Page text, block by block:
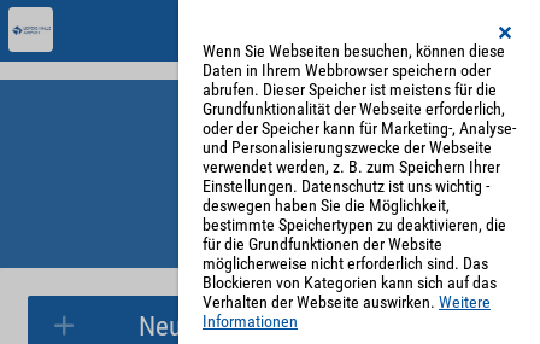
Parkplatzreservierung
Neue Parkplatzreservierung
Wenn Sie Webseiten besuchen, können diese
Daten in Ihrem Webbrowser speichern oder
abrufen. Dieser Speicher ist meistens für die
Grundfunktionalität der Webseite erforderlich,
oder der Speicher kann für Marketing-, Analyse-
und Personalisierungszwecke der Webseite
verwendet werden, z. B. zum Speichern Ihrer
Einstellungen. Datenschutz ist uns wichtig -
deswegen haben Sie die Möglichkeit,
bestimmte Speichertypen zu deaktivieren, die
für die Grundfunktionen der Website
möglicherweise nicht erforderlich sind. Das
Blockieren von Kategorien kann sich auf das
Verhalten der Webseite auswirken. Weitere
Informationen